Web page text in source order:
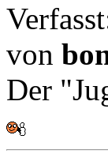
von
Der